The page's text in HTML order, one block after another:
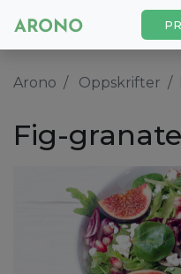
Arono Oppskrifter
Fig-